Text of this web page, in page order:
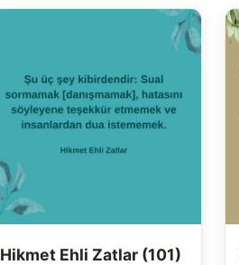
Hikmet Ehli Zatlar (101)